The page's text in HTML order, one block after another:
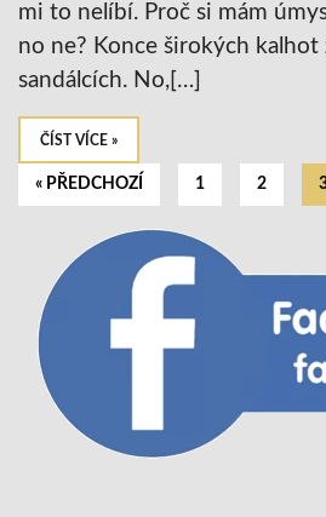
mi to nelíbí. Proč si mám
no ne? Konce širokých kalhot
sandálcích. No,[…]
ČÍST VÍCE »
« PŘEDCHOZÍ 1 2